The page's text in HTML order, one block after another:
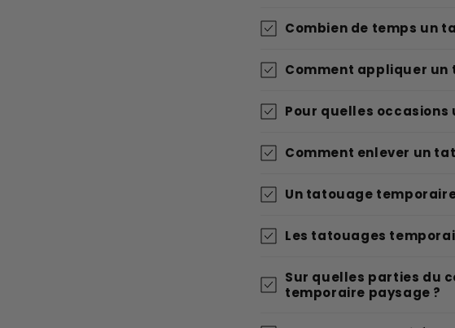
Combien de temps un
Comment appliquer
Pour quelles
Comment enlever un
Un tatouage
Les tatouages
Sur quelles parties du
temporaire paysage ?